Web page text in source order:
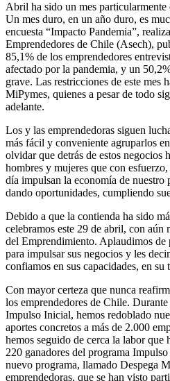
Abril ha sido un mes
Un mes duro, en un año duro, es
encuesta “Impacto Pandemia”,
Emprendedores de Chile (Asech),
85,1% de los emprendedores
afectado por la pandemia, y un
grave. Las restricciones de este mes
MiPymes, quienes a pesar de todo
adelante.
Los y las emprendedoras siguen
más fácil y conveniente agruparlos
olvidar que detrás de estos negocios
hombres y mujeres que con
día impulsan la economía de nuestro
dando oportunidades, cumpliendo
Debido a que la contienda ha sido
celebramos este 29 de abril, con
del Emprendimiento. Aplaudimos de
para impulsar sus negocios y les
confiamos en sus capacidades, en su
Con mayor certeza que nunca
los emprendedores de Chile.
Impulso Inicial, hemos redoblado
aportes concretos a más de 2.000
hemos seguido de cerca la labor que
220 ganadores del programa
nuevo programa, llamado Despega
emprendedoras, que se han visto